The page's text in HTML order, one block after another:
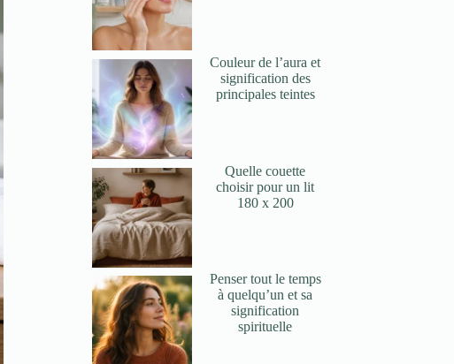
Couleur de l’aura et
signification des
principales teintes
Quelle couette
choisir pour un lit
180 x 200
Penser tout le temps
à quelqu’un et sa
signification
spirituelle